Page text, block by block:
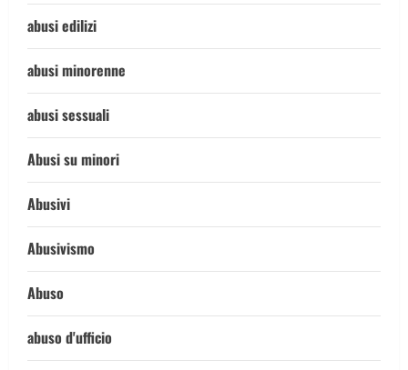
abusi edilizi
abusi minorenne
abusi sessuali
Abusi su minori
Abusivi
Abusivismo
Abuso
abuso d'ufficio